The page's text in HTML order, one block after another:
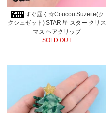
すぐ届く☆Coucou Suzette(ク
クシュゼット) STAR 星 スター クリス
マス ヘアクリップ
SOLD OUT